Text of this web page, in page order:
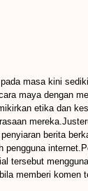
masa kini
maya dengan
etika dan
berita
tersebut
memberi